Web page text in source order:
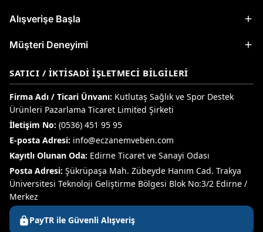
Alışverişe Başla
Müşteri Deneyimi
SATICI / İKTISADI İŞLETMECI BILGILERI
Firma Adı / Ticari Ünvanı: Kutlutaş Sağlık ve Spor Destek
Ürünleri Pazarlama Ticaret Limited Şirketi
İletişim No: (0536) 451 95 95
E-posta Adresi: info@eczanemveben.com
Kayıtlı Olunan Oda: Edirne Ticaret ve Sanayi Odası
Posta Adresi: Şükrüpaşa Mah. Zübeyde Hanım Cad. Trakya
Üniversitesi Teknoloji Geliştirme Bölgesi Blok No:3/2 Edirne /
Merkez
PayTR ile Güvenli Alışveriş